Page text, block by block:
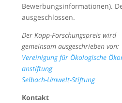
Bewerbungsinformationen).
ausgeschlossen.
Der Kapp-Forschungspreis wird
gemeinsam ausgeschrieben von:
Vereinigung für Ökologische
anstiftung
Selbach-Umwelt-Stiftung
Kontakt